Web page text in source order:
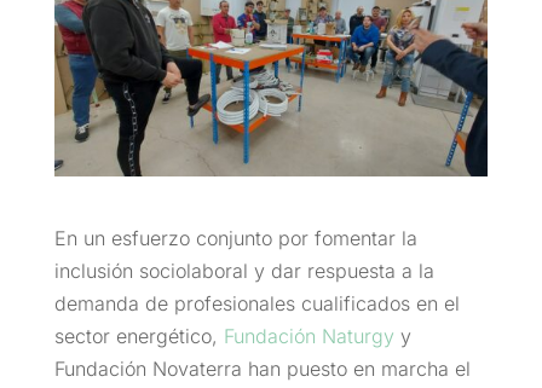
En un esfuerzo conjunto por fomentar la
inclusión sociolaboral y dar respuesta a la
demanda de profesionales cualificados en el
sector energético, Fundación Naturgy y
Fundación Novaterra han puesto en marcha el